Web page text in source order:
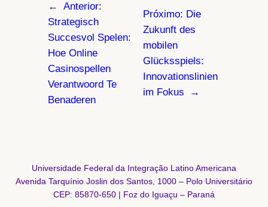
←
Anterior:
Strategisch
Succesvol Spelen:
Hoe Online
Casinospellen
Verantwoord Te
Benaderen
Próximo: Die
Zukunft des
mobilen
Glücksspiels:
Innovationslinien
im Fokus
→
Universidade Federal da Integração Latino Americana
Avenida Tarquínio Joslin dos Santos, 1000 – Polo Universitário
CEP: 85870-650 | Foz do Iguaçu – Paraná